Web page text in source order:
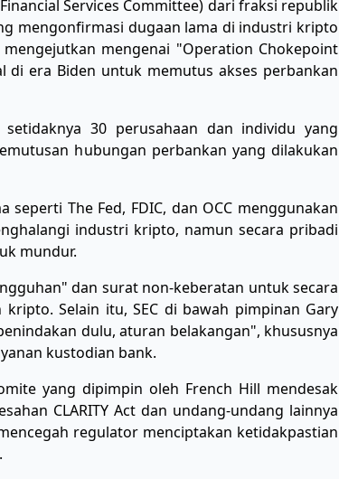
Services Committee) dari fraksi republik
mengonfirmasi dugaan lama di industri kripto
mengenai "Operation Chokepoint
era Biden untuk memutus akses perbankan
30 perusahaan dan individu yang
hubungan perbankan yang dilakukan
The Fed, FDIC, dan OCC menggunakan
industri kripto, namun secara pribadi
mundur.
dan surat non-keberatan untuk secara
Selain itu, SEC di bawah pimpinan Gary
dulu, aturan belakangan", khususnya
kustodian bank.
yang dipimpin oleh French Hill mendesak
CLARITY Act dan undang-undang lainnya
regulator menciptakan ketidakpastian